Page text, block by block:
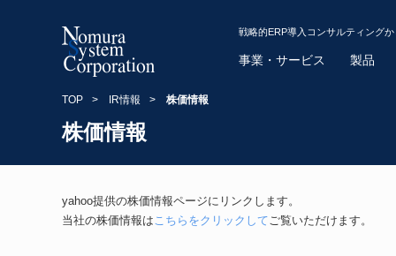
戦略的ERP導入コンサルティング
事業・サービス 製品
TOP > IR情報 > 株価情報
株価情報
yahoo提供の株価情報ページにリンクします。
当社の株価情報はこちらをクリックしてご覧いただけます。